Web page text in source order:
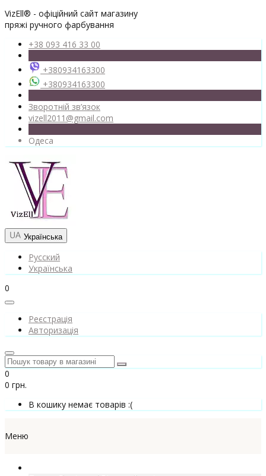
VizEll® - офіційний сайт магазину
пряжі ручного фарбування
+38 093 416 33 00
+380934163300
+380934163300
Зворотній зв’язок
vizell2011@gmail.com
Одеса
Українська
Русский
Українська
0
Реєстрація
Авторизація
0
0 грн.
В кошику немає товарів :(
Меню